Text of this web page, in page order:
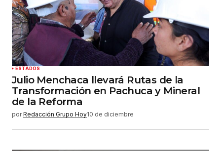
Guardar mi nombre, correo electrónico y sitio
web en este navegador para la próxima vez que
haga un comentario.
Enviar comentario
ESTADOS
Julio Menchaca llevará Rutas de la
Transformación en Pachuca y Mineral
de la Reforma
por Redacción Grupo Hoy10 de diciembre